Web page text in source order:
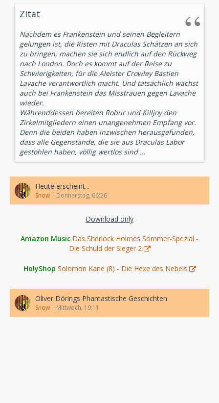
Zitat
Nachdem es Frankenstein und seinen Begleitern
gelungen ist, die Kisten mit Draculas Schätzen an sich
zu bringen, machen sie sich endlich auf den Rückweg
nach London. Doch es kommt auf der Reise zu
Schwierigkeiten, für die Aleister Crowley Bastien
Lavache verantwortlich macht. Und tatsächlich wächst
auch bei Frankenstein das Misstrauen gegen Lavache
wieder.
Währenddessen bereiten Robur und Killjoy den
Zirkelmitgliedern einen unangenehmen Empfang vor.
Denn die beiden haben inzwischen herausgefunden,
dass alle Gegenstände, die sie aus Draculas Labor
gestohlen haben, völlig wertlos sind …
Heute erscheint...
Snow Donnerstag, 06:26
Download only
Amazon Music Das Sherlock Holmes Sommer-Spezial -
Die Schuld der Sieger 2
HolyShop Solomon Kane (8) - Die Hexe des Nebels
Oliver Dörings Phantastische Geschichten
Snow Mittwoch, 19:11